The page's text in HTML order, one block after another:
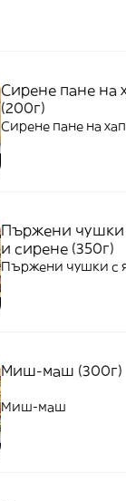
Сирене пане на
(200г)
Сирене пане на
Пържени чушки
и сирене (350г)
Пържени чушки с
Миш-маш (300г)
Миш-маш